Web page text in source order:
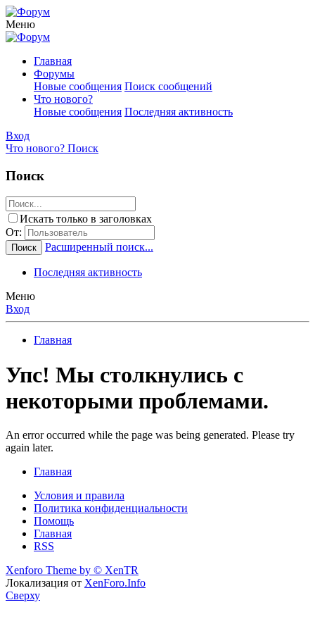
Меню
Главная
Форумы
Новые сообщения Поиск сообщений
Что нового?
Новые сообщения Последняя активность
Вход
Что нового? Поиск
Поиск
Искать только в заголовках
От:
Поиск Расширенный поиск...
Последняя активность
Меню
Вход
Главная
Упс! Мы столкнулись с
некоторыми проблемами.
An error occurred while the page was being generated. Please try
again later.
Главная
Условия и правила
Политика конфиденциальности
Помощь
Главная
RSS
Xenforo Theme by © XenTR
Локализация от XenForo.Info
Сверху